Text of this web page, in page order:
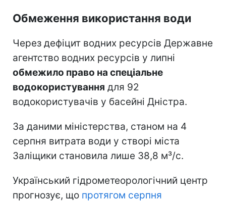
Обмеження використання води
Через дефіцит водних ресурсів Державне
агентство водних ресурсів у липні
обмежило право на спеціальне
водокористування для 92
водокористувачів у басейні Дністра.
За даними міністерства, станом на 4
серпня витрата води у створі міста
Заліщики становила лише 38,8 м³/с.
Український гідрометеорологічний центр
прогнозує, що протягом серпня